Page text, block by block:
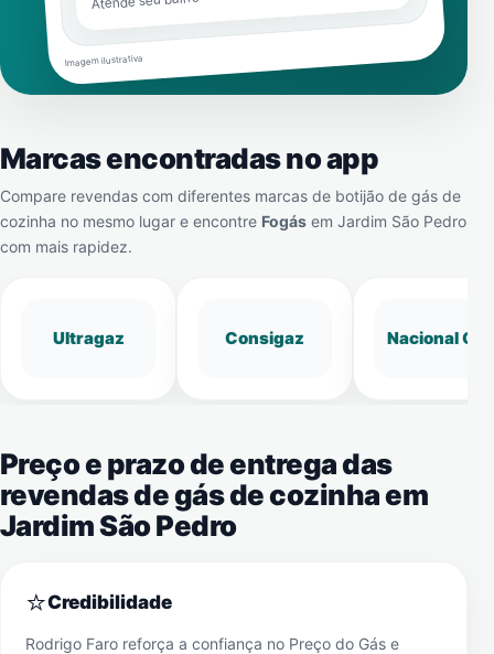
Imagem ilustrativa
Marcas encontradas no app
Compare revendas com diferentes marcas de botijão de gás de
cozinha no mesmo lugar e encontre Fogás em Jardim São Pedro
com mais rapidez.
Ultragaz Consigaz Nacional Gás
Preço e prazo de entrega das
revendas de gás de cozinha em
Jardim São Pedro
⭐Credibilidade
Rodrigo Faro reforça a confiança no Preço do Gás e